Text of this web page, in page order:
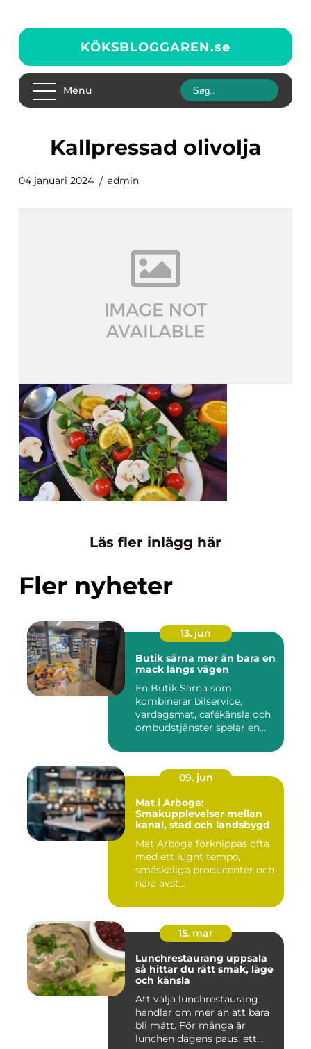
KÖKSBLOGGAREN.se
Menu
kallpressad olivolja
04 januari 2024 admin
Läs fler inlägg här
Fler nyheter
13. jun
Butik särna mer än bara en
mack längs vägen
En Butik Särna som
kombinerar bilservice,
vardagsmat, cafékänsla och
ombudstjänster spelar en
09. jun
Mat i Arboga:
Smakupplevelser mellan
kanal, stad och landsbygd
Mat Arboga förknippas ofta
med ett lugnt tempo,
småskaliga producenter och
nära avst...
15. mar
Lunchrestaurang uppsala
så hittar du rätt smak, läge
och känsla
Att välja lunchrestaurang
handlar om mer än att bara
bli mätt. För många är
lunchen dagens paus, ett...